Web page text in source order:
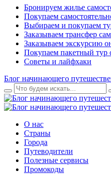
Бронируем жилье
Покупаем
Выбираем и покупаем
Заказываем трансфер
Заказываем экскурсию
Покупаем пакетный тур
Советы и лайфхаки
Блог начинающего
О нас
Страны
Города
Путеводители
Полезные сервисы
Промокоды